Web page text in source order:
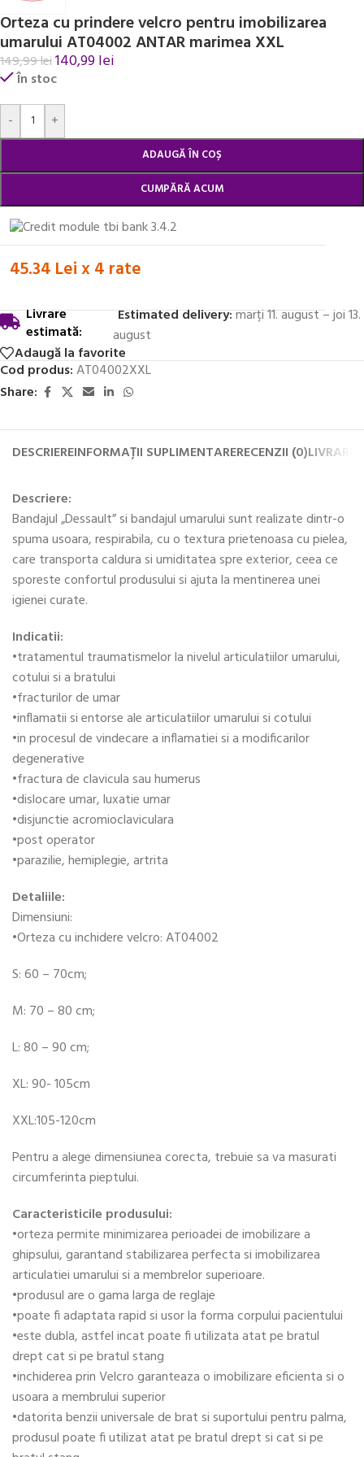
Orteza cu prindere velcro pentru imobilizarea
umarului AT04002 ANTAR marimea XXL
149,99lei140,99lei
În stoc
-
+
ADAUGĂ ÎN COȘ
CUMPĂRĂ ACUM
45.34 Lei x 4 rate
Alternative:
Livrare
estimată:
Estimated delivery:marți 11. august – joi 13.
august
Adaugă la favorite
Cod produs:AT04002XXL
Share:
DESCRIEREINFORMAȚII SUPLIMENTARERECENZII (0)LIVRARE
Descriere:
Bandajul „Dessault” si bandajul umarului sunt realizate dintr-o
spuma usoara, respirabila, cu o textura prietenoasa cu pielea,
care transporta caldura si umiditatea spre exterior, ceea ce
sporeste confortul produsului si ajuta la mentinerea unei
igienei curate.
Indicatii:
•tratamentul traumatismelor la nivelul articulatiilor umarului,
cotului si a bratului
•fracturilor de umar
•inflamatii si entorse ale articulatiilor umarului si cotului
•in procesul de vindecare a inflamatiei si a modificarilor
degenerative
•fractura de clavicula sau humerus
•dislocare umar, luxatie umar
•disjunctie acromioclaviculara
•post operator
•parazilie, hemiplegie, artrita
Detaliile:
Dimensiuni:
•Orteza cu inchidere velcro: AT04002
S: 60 – 70cm;
M: 70 – 80 cm;
L: 80 – 90 cm;
XL: 90- 105cm
XXL:105-120cm
Pentru a alege dimensiunea corecta, trebuie sa va masurati
circumferinta pieptului.
Caracteristicile produsului:
•orteza permite minimizarea perioadei de imobilizare a
ghipsului, garantand stabilizarea perfecta si imobilizarea
articulatiei umarului si a membrelor superioare.
•produsul are o gama larga de reglaje
•poate fi adaptata rapid si usor la forma corpului pacientului
•este dubla, astfel incat poate fi utilizata atat pe bratul
drept cat si pe bratul stang
•inchiderea prin Velcro garanteaza o imobilizare eficienta si o
usoara a membrului superior
•datorita benzii universale de brat si suportului pentru palma,
produsul poate fi utilizat atat pe bratul drept si cat si pe